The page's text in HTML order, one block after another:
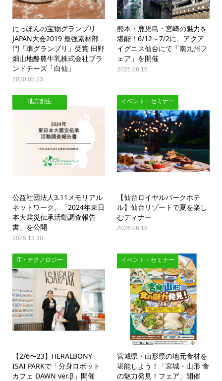
にっぽんの宝物グランプリ
JAPAN大会2019 最強素材部
門「準グランプリ」受賞 田野
畑山地酪農牛乳株式会社ブラ
ンドチーズ「白仙」
2020.05.23
熊本・鹿児島・宮崎の魅力を
堪能！6/12～7/2に、アクア
イグニス仙台にて「南九州フ
ェア」を開催
2025.06.16
地方創生
公益社団法人3.11メモリアル
ネットワーク、「2024年東日
本大震災伝承活動調査報告
書」を公開
2025.12.30
イベント・セミナー
【仙台ロイヤルパークホテ
ル】仙台リゾートで夏を楽し
むディナー
2026.06.18
IT・テクノロジー
【2/6〜23】HERALBONY
ISAI PARKで「分身ロボット
カフェ DAWN ver.β」開催
イベント・セミナー
宮城県・山形県の地元食材を
堪能しよう！「宮城・山形 食
の魅力発見！フェア」開催